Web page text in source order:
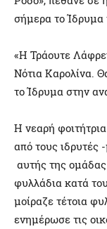
σήμερα το
«Η Τράουτε
Νότια Καρολίνα.
το Ίδρυμα στην
Η νεαρή
από τους ιδρυτές
αυτής της
φυλλάδια κατά
μοίραζε τέτοια
ενημέρωσε τις